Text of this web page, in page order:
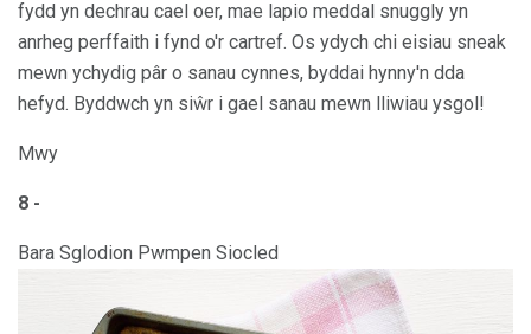
fydd yn dechrau cael oer, mae lapio meddal snuggly yn
anrheg perffaith i fynd o'r cartref. Os ydych chi eisiau sneak
mewn ychydig pâr o sanau cynnes, byddai hynny'n dda
hefyd. Byddwch yn siŵr i gael sanau mewn lliwiau ysgol!
Mwy
8 -
Bara Sglodion Pwmpen Siocled